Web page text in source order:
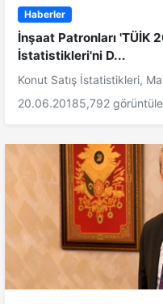
Haberler
İnşaat Patronları 'TÜİK
İstatistikleri'ni D...
Konut Satış İstatistikleri,
20.06.20185,792